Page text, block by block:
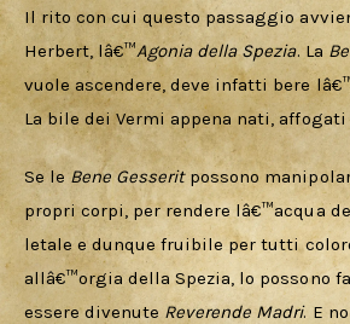
Il rito con cui questo passaggio
Herbert, lâ€™Agonia della Spezia. La
vuole ascendere, deve infatti bere
La bile dei Vermi appena nati,
Se le Bene Gesserit possono
propri corpi, per rendere lâ€™acqua
letale e dunque fruibile per tutti
allâ€™orgia della Spezia, lo possono
essere divenute Reverende Madri. E